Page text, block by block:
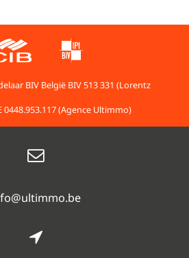
BIV België BIV 513 331 (Lorentz
(Agence Ultimmo)